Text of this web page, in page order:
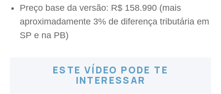
Preço base da versão: R$ 158.990 (mais
aproximadamente 3% de diferença tributária em
SP e na PB)
ESTE VÍDEO PODE TE
INTERESSAR